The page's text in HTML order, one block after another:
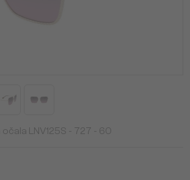
LNV125S - 727 - 60